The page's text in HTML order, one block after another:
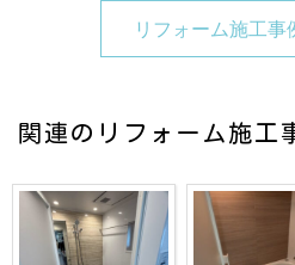
リフォーム施工事
関連のリフォーム施工